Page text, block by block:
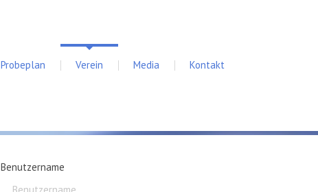
Probeplan Verein Media Kontakt
Benutzername